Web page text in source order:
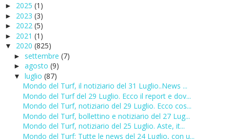
► 2025 (1)
► 2023 (3)
► 2022 (5)
► 2021 (1)
▼ 2020 (825)
► settembre (7)
► agosto (9)
▼ luglio (87)
Mondo del Turf, il notiziario del 31 Luglio..News ...
Mondo del Turf del 29 Luglio. Ecco il report e dov...
Mondo del Turf, notiziario del 29 Luglio. Ecco cos...
Mondo del Turf, bollettino e notiziario del 27 Lug...
Mondo del Turf, notiziario del 25 Luglio. Aste, it...
Mondo del Turf: Tutte le news del 24 Luglio, con u...